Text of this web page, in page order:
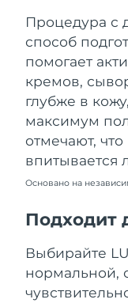
Процедура с
способ
помогает
кремов,
глубже в
максимум
отмечают,
впитывается
Основано на
Подходит
Выбирайте
нормальной,
Таиланд
Турция
ОАЭ
Соединенные
Штаты
Узбекистан